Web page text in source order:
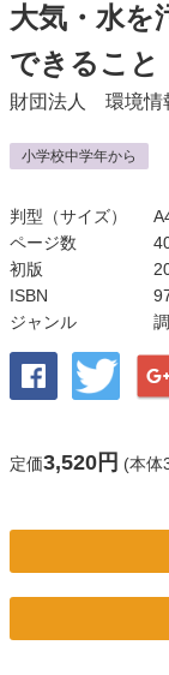
大気・水
できること
財団法人 環境情
小学校中学年から
判型（サイズ）
ページ数
初版
ISBN
ジャンル
定価3,520円 (本体